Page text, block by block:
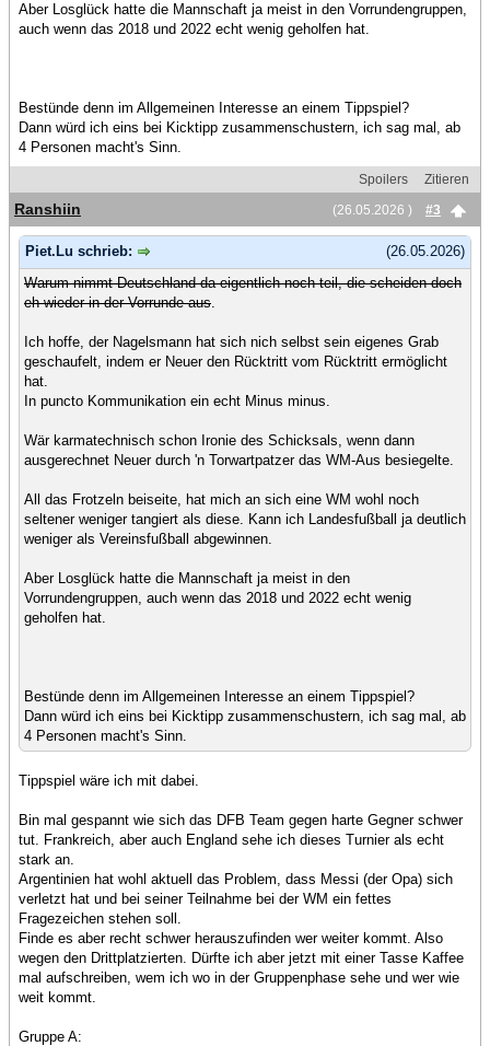
Aber Losglück hatte die Mannschaft ja meist in den Vorrundengruppen,
auch wenn das 2018 und 2022 echt wenig geholfen hat.
Bestünde denn im Allgemeinen Interesse an einem Tippspiel?
Dann würd ich eins bei Kicktipp zusammenschustern, ich sag mal, ab
4 Personen macht's Sinn.
Spoilers
Zitieren
(26.05.2026 )
#3
Ranshiin
(26.05.2026)
Piet.Lu schrieb:
Warum nimmt Deutschland da eigentlich noch teil, die scheiden doch
eh wieder in der Vorrunde aus
Ich hoffe, der Nagelsmann hat sich nich selbst sein eigenes Grab
geschaufelt, indem er Neuer den Rücktritt vom Rücktritt ermöglicht
hat.
In puncto Kommunikation ein echt Minus minus.
Wär karmatechnisch schon Ironie des Schicksals, wenn dann
ausgerechnet Neuer durch 'n Torwartpatzer das WM-Aus besiegelte.
All das Frotzeln beiseite, hat mich an sich eine WM wohl noch
seltener weniger tangiert als diese. Kann ich Landesfußball ja deutlich
weniger als Vereinsfußball abgewinnen.
Aber Losglück hatte die Mannschaft ja meist in den
Vorrundengruppen, auch wenn das 2018 und 2022 echt wenig
geholfen hat.
Bestünde denn im Allgemeinen Interesse an einem Tippspiel?
Dann würd ich eins bei Kicktipp zusammenschustern, ich sag mal, ab
4 Personen macht's Sinn.
Tippspiel wäre ich mit dabei.
Bin mal gespannt wie sich das DFB Team gegen harte Gegner schwer
tut. Frankreich, aber auch England sehe ich dieses Turnier als echt
stark an.
Argentinien hat wohl aktuell das Problem, dass Messi (der Opa) sich
verletzt hat und bei seiner Teilnahme bei der WM ein fettes
Fragezeichen stehen soll.
Finde es aber recht schwer herauszufinden wer weiter kommt. Also
wegen den Drittplatzierten. Dürfte ich aber jetzt mit einer Tasse Kaffee
mal aufschreiben, wem ich wo in der Gruppenphase sehe und wer wie
weit kommt.
Gruppe A: